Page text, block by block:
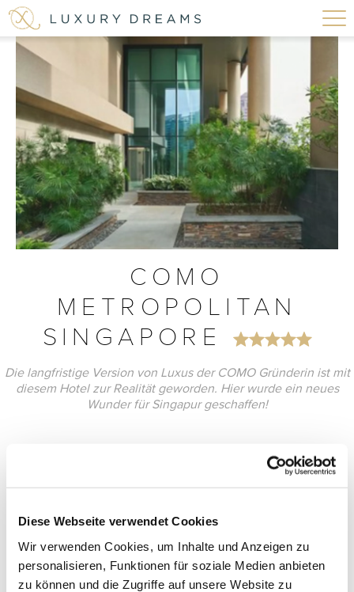
Diese Webseite verwendet Cookies
Wir verwenden Cookies, um Inhalte und Anzeigen zu
personalisieren, Funktionen für soziale Medien anbieten
zu können und die Zugriffe auf unsere Website zu
COMO
METROPOLITAN
SINGAPORE
Die langfristige Version von Luxus der COMO Gründerin ist mit
diesem Hotel zur Realität geworden. Hier wurde ein neues
Wunder für Singapur geschaffen!